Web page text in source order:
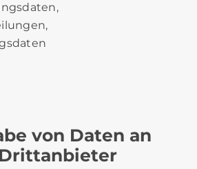
von Daten an